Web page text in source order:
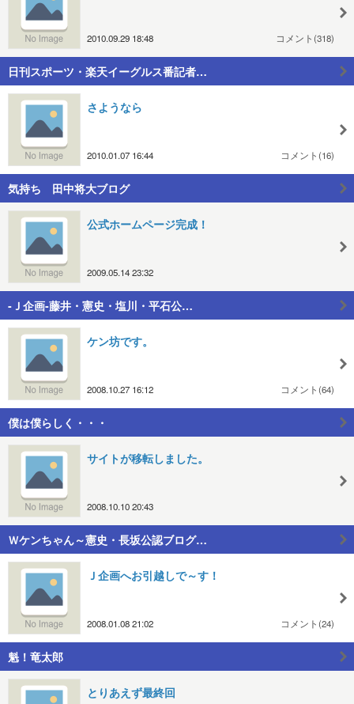
2010.09.29 18:48 コメント(318)
日刊スポーツ・楽天イーグルス番記者…
さようなら
2010.01.07 16:44 コメント(16)
気持ち 田中将大ブログ
公式ホームページ完成！
2009.05.14 23:32
‐Ｊ企画‐藤井・憲史・塩川・平石公…
ケン坊です。
2008.10.27 16:12 コメント(64)
僕は僕らしく・・・
サイトが移転しました。
2008.10.10 20:43
Ｗケンちゃん～憲史・長坂公認ブログ…
Ｊ企画へお引越しで～す！
2008.01.08 21:02 コメント(24)
魁！竜太郎
とりあえず最終回